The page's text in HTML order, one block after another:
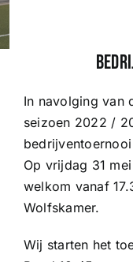
Trainingsschema
Leden
Clubinformatie
In navolging van
seizoen 2022 /
Op vrijdag 31
welkom vanaf
Wolfskamer.
Wij starten het